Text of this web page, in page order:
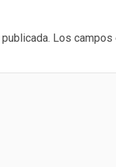
Los campos